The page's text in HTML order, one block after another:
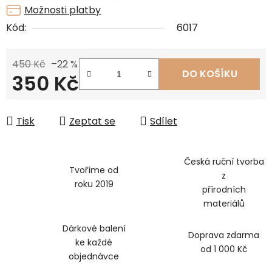
Možnosti platby
Kód:
6017
450 Kč –22 %
350 Kč DO KOŠÍKU
Tisk Zeptat se Sdílet
Tvoříme od
roku 2019
Česká ruční tvorba
z
přírodních
materiálů
Dárkové balení
ke každé
objednávce
Doprava zdarma
od 1 000 Kč